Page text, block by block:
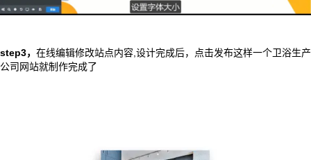
step3， 在线编辑修改站点内容,设计完成后，点击发布这样一个卫浴生产
公司网站就制作完成了